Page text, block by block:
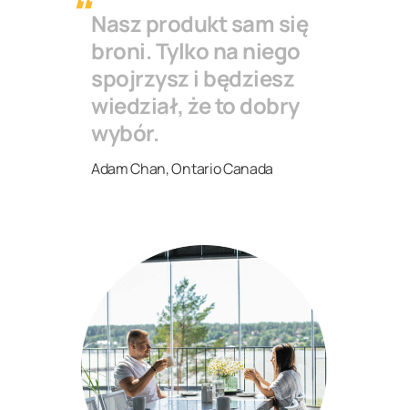
Nasz produkt sam się
broni. Tylko na niego
spojrzysz i będziesz
wiedział, że to dobry
wybór.
Adam Chan, Ontario Canada